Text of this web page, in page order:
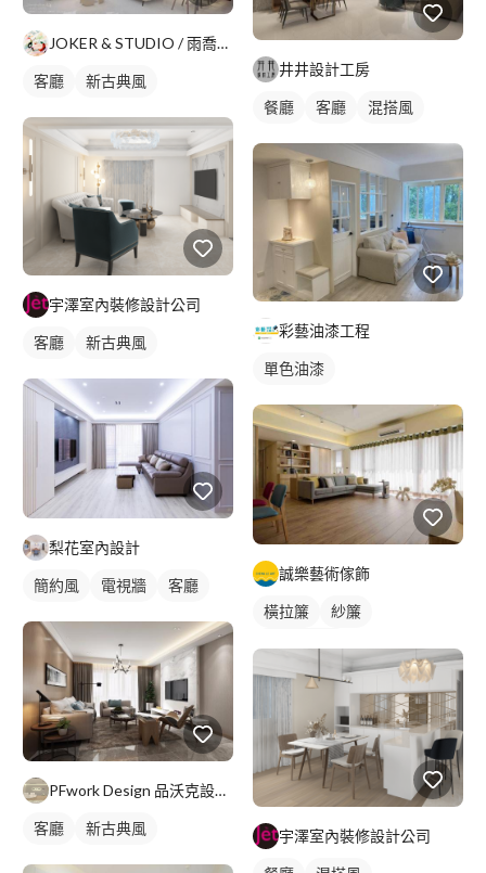
JOKER & STUDIO / 雨喬室內裝修有限公司
客廳 新古典風
宇澤室內裝修設計公司
客廳 新古典風
梨花室內設計
簡約風 電視牆 客廳
PFwork Design 品沃克設計 l 工程 安信建築經理屢約保證
客廳 新古典風
井井設計工房
餐廳 客廳 混搭風
彩藝油漆工程
單色油漆
誠樂藝術傢飾
橫拉簾
紗簾
宇澤室內裝修設計公司